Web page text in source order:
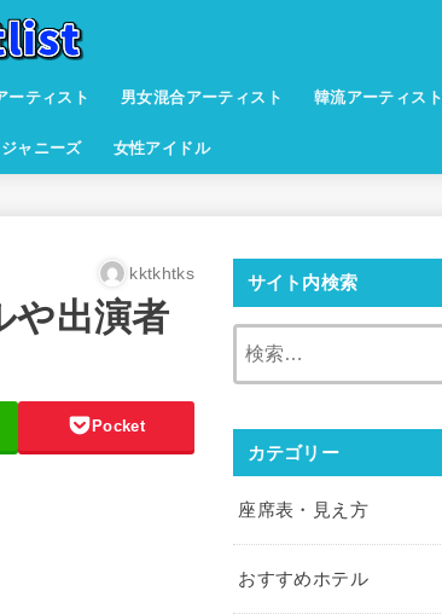
ーティスト 男女混合アーティスト 韓流アーティスト
ジャニーズ 女性アイドル
kktkhtks
や出演者
Pocket
サイト内検索
カテゴリー
座席表・見え方
おすすめホテル